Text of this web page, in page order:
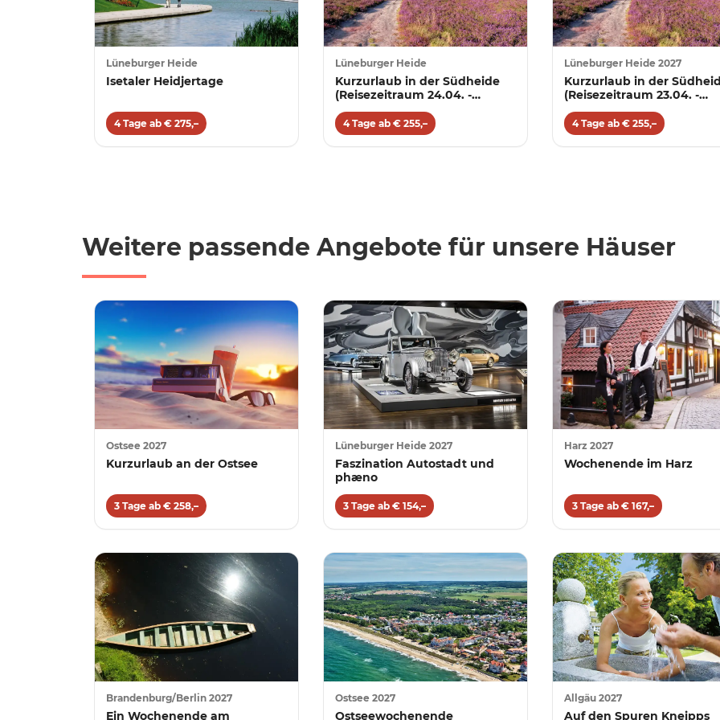
Lüneburger Heide
Isetaler Heidjertage
4 Tage ab € 275,–
Lüneburger Heide
Kurzurlaub in der Südheide
(Reisezeitraum 24.04. -
18.10.2026)
4 Tage ab € 255,–
Lüneburger Heide 2027
Kurzurlaub in der
(Reisezeitraum 23.04. -
18.10.2027)
4 Tage ab € 255,–
Weitere passende Angebote für unsere Häuser
Ostsee 2027
Kurzurlaub an der Ostsee
3 Tage ab € 258,–
Lüneburger Heide 2027
Faszination Autostadt und
phæno
3 Tage ab € 154,–
Harz 2027
Wochenende im Harz
3 Tage ab € 167,–
Brandenburg/Berlin 2027
Ein Wochenende am
Ostsee 2027
Ostseewochenende
Allgäu 2027
Auf den Spuren Kneipps